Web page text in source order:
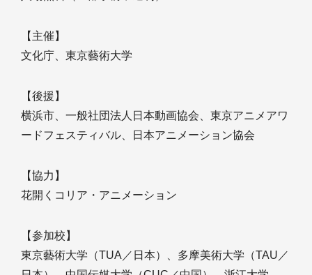
【主催】
文化庁、東京藝術大学
【後援】
横浜市、一般社団法人日本動画協会、東京アニメアワ
ードフェスティバル、日本アニメーション協会
【協力】
花開くコリア・アニメーション
【参加校】
東京藝術大学（TUA／日本）、多摩美術大学（TAU／